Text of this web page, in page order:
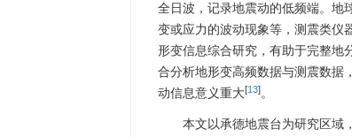
全日波，记录地震动的低频端。地
变或应力的波动现象等，测震类仪
形变信息综合研究，有助于完整地
合分析地形变高频数据与测震数据
动信息意义重大[13]。
本文以承德地震台为研究区域